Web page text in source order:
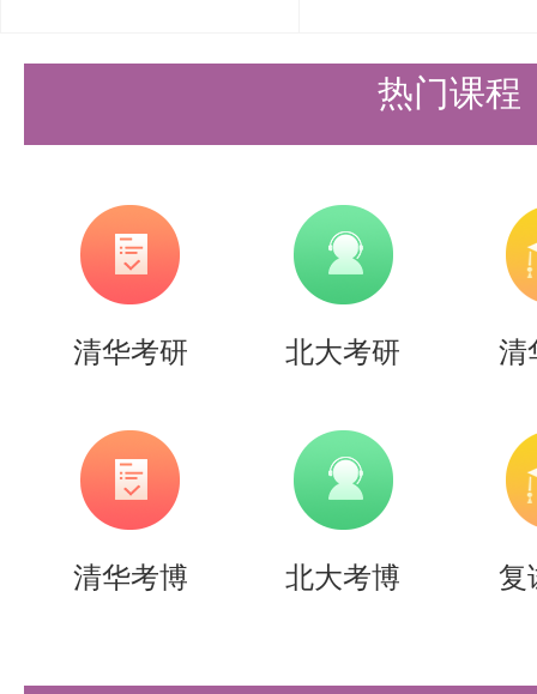
港澳台考生通过线上方式缴纳复
费标准 ：100元/人/次，参加两
试费按次收取。
五、注意事项
参加复试，未回复者视为放弃复
以上是关于【2026年北京大学前
人士攻读硕士/博士学位研究生复
热门课程
清华考研 北大考研 清
清华考博 北大考博 复